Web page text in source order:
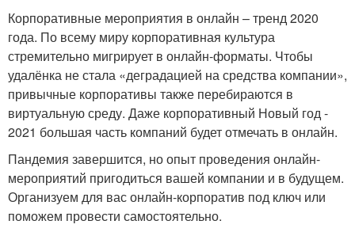
Корпоративные мероприятия в онлайн – тренд 2020
года. По всему миру корпоративная культура
стремительно мигрирует в онлайн-форматы. Чтобы
удалёнка не стала «деградацией на средства компании»,
привычные корпоративы также перебираются в
виртуальную среду. Даже корпоративный Новый год -
2021 большая часть компаний будет отмечать в онлайн.
Пандемия завершится, но опыт проведения онлайн-
мероприятий пригодиться вашей компании и в будущем.
Организуем для вас онлайн-корпоратив под ключ или
поможем провести самостоятельно.